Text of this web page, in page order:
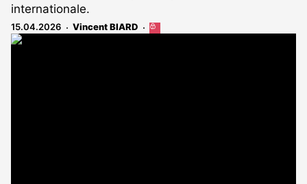
internationale.
15.04.2026 Vincent BIARD
Cet